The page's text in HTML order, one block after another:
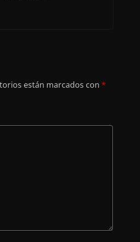
están marcados con *